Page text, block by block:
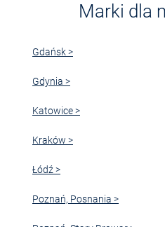
Marki dla
Gdańsk >
Gdynia >
Katowice >
Kraków >
Łódź >
Poznań, Posnania >